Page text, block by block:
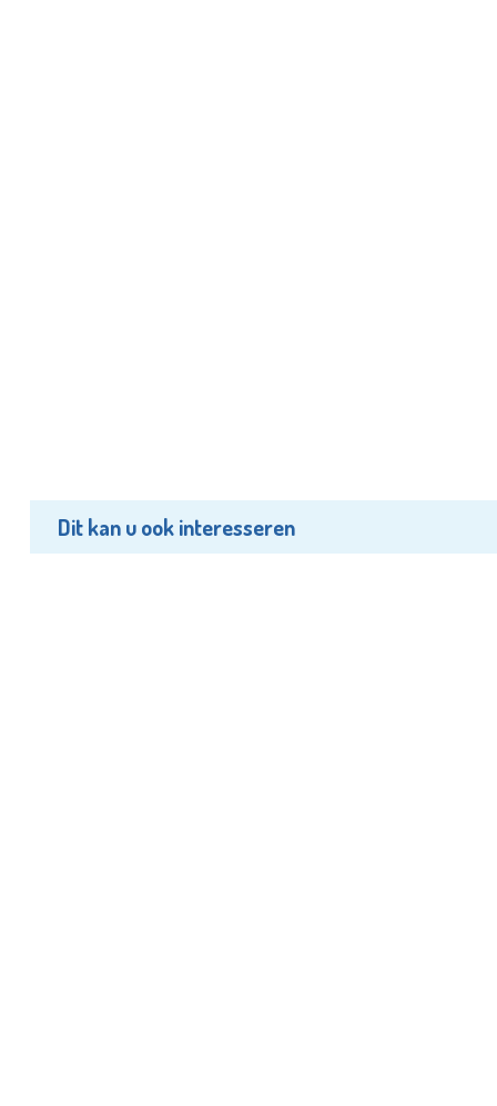
Dit kan u ook interesseren